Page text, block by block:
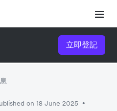
立即登記
on 18 June 2025 •
startup pack and watch a 3-